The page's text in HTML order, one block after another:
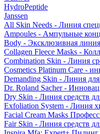
HydroPeptide
Janssen
All Skin Needs - Линия
Ampoules - Ампульные
Body - Эксклюзивная линия
Collagen Fleece Masks -
Combination Skin - Линия
Cosmetics Platinum Care -
Demanding Skin - Линия
Dr. Roland Sacher -
Dry Skin - Линия средств
Exfoliation System - Линия
Facial Cream Masks
Fair Skin - Линия средств